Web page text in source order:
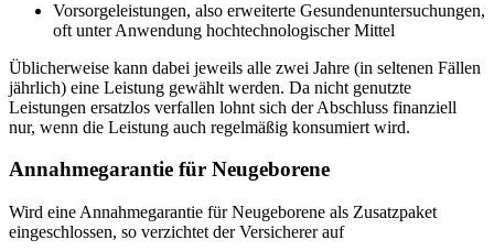
Vorsorgeleistungen, also erweiterte Gesundenuntersuchungen,
oft unter Anwendung hochtechnologischer Mittel
Üblicherweise kann dabei jeweils alle zwei Jahre (in seltenen Fällen
jährlich) eine Leistung gewählt werden. Da nicht genutzte
Leistungen ersatzlos verfallen lohnt sich der Abschluss finanziell
nur, wenn die Leistung auch regelmäßig konsumiert wird.
Annahmegarantie für Neugeborene
Wird eine Annahmegarantie für Neugeborene als Zusatzpaket
eingeschlossen, so verzichtet der Versicherer auf